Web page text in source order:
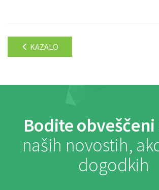
KAZALO
Bodite obveščeni
naših novostih,
dogodkih